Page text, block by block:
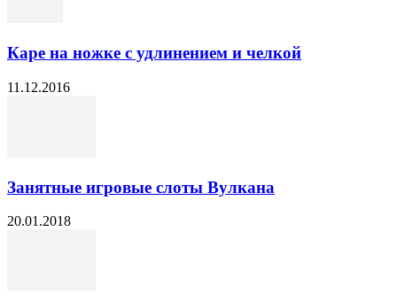
Каре на ножке с удлинением и челкой
11.12.2016
Занятные игровые слоты Вулкана
20.01.2018